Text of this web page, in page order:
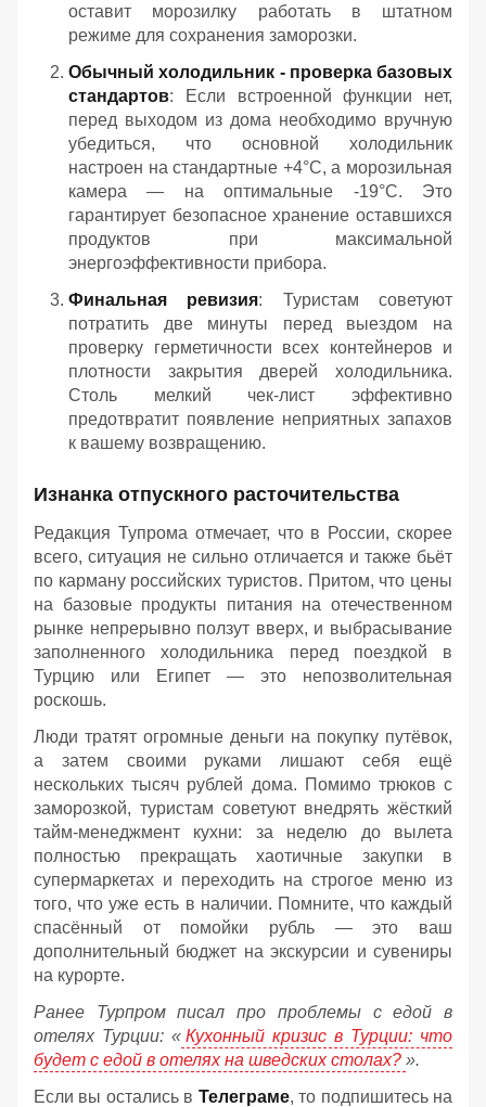
оставит морозилку работать в штатном
режиме для сохранения заморозки.
Обычный холодильник - проверка базовых
стандартов: Если встроенной функции нет,
перед выходом из дома необходимо вручную
убедиться, что основной холодильник
настроен на стандартные +4°C, а морозильная
камера — на оптимальные -19°C. Это
гарантирует безопасное хранение оставшихся
продуктов при максимальной
энергоэффективности прибора.
Финальная ревизия: Туристам советуют
потратить две минуты перед выездом на
проверку герметичности всех контейнеров и
плотности закрытия дверей холодильника.
Столь мелкий чек-лист эффективно
предотвратит появление неприятных запахов
к вашему возвращению.
Изнанка отпускного расточительства
Редакция Тупрома отмечает, что в России, скорее
всего, ситуация не сильно отличается и также бьёт
по карману российских туристов. Притом, что цены
на базовые продукты питания на отечественном
рынке непрерывно ползут вверх, и выбрасывание
заполненного холодильника перед поездкой в
Турцию или Египет — это непозволительная
роскошь.
Люди тратят огромные деньги на покупку путёвок,
а затем своими руками лишают себя ещё
нескольких тысяч рублей дома. Помимо трюков с
заморозкой, туристам советуют внедрять жёсткий
тайм-менеджмент кухни: за неделю до вылета
полностью прекращать хаотичные закупки в
супермаркетах и переходить на строгое меню из
того, что уже есть в наличии. Помните, что каждый
спасённый от помойки рубль — это ваш
дополнительный бюджет на экскурсии и сувениры
на курорте.
Ранее Турпром писал про проблемы с едой в
отелях Турции: « Кухонный кризис в Турции: что
будет с едой в отелях на шведских столах? ».
Если вы остались в Телеграме, то подпишитесь на